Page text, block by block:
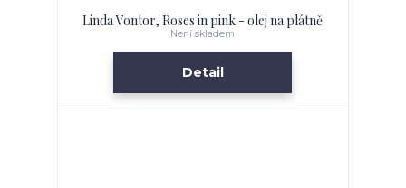
Linda Vontor, Roses in pink - olej na plátně
Není skladem
Detail